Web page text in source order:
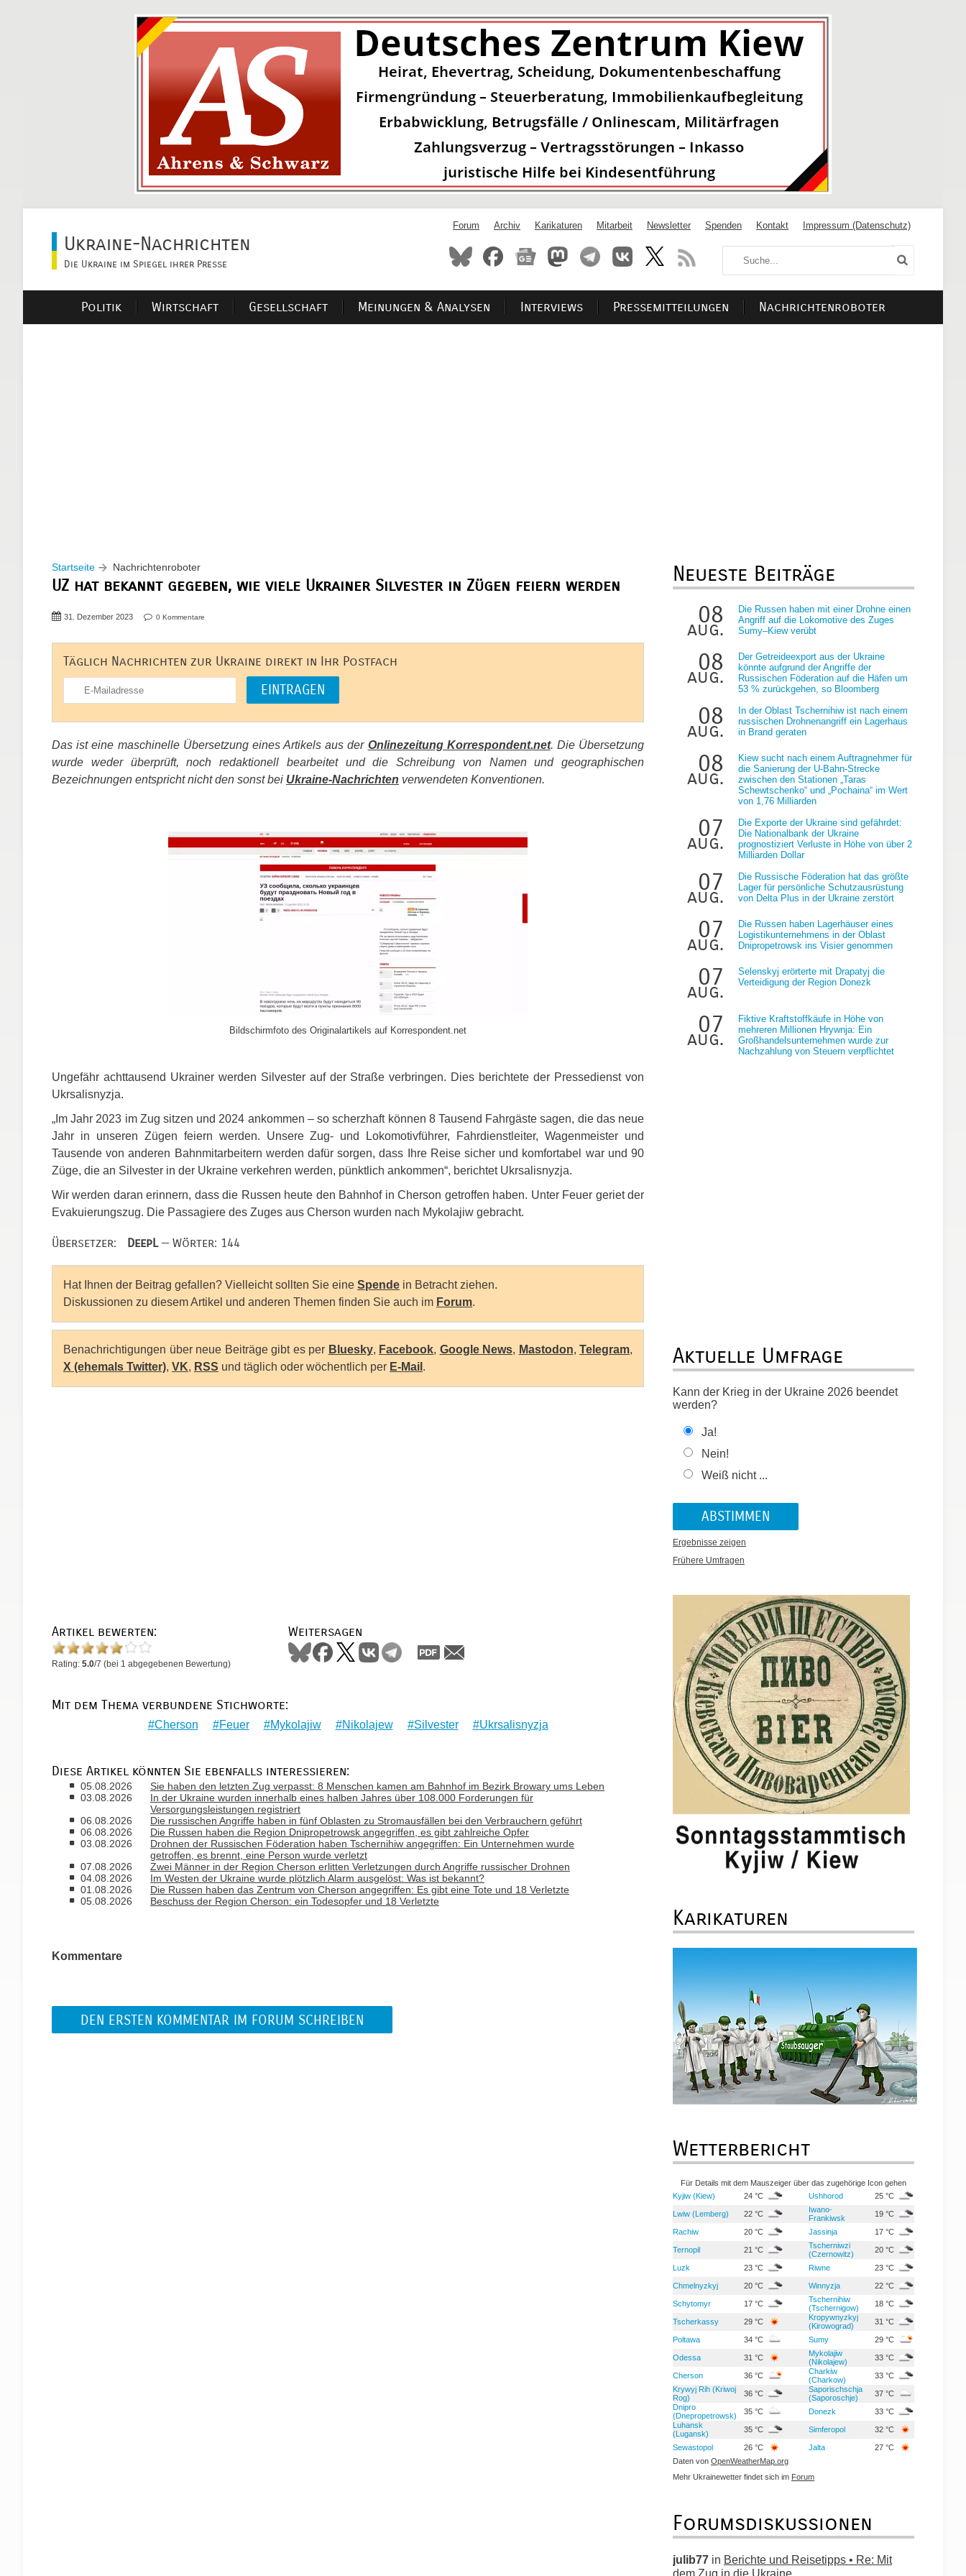
Ukraine-Nachrichten
Die Ukraine im Spiegel ihrer Presse
Forum Archiv Karikaturen Mitarbeit Newsletter Spenden Kontakt Impressum (Datenschutz)
Politik Wirtschaft Gesellschaft Meinungen & Analysen Interviews Pressemitteilungen Nachrichtenroboter
Startseite Nachrichtenroboter
UZ hat bekannt gegeben, wie viele Ukrainer Silvester in Zügen feiern werden
31. Dezember 2023 0 Kommentare
Täglich Nachrichten zur Ukraine direkt in Ihr Postfach
Das ist eine maschinelle Übersetzung eines Artikels aus der Onlinezeitung Korrespondent.net. Die Übersetzung
wurde weder überprüft, noch redaktionell bearbeitet und die Schreibung von Namen und geographischen
Bezeichnungen entspricht nicht den sonst bei Ukraine-Nachrichten verwendeten Konventionen.
Bildschirmfoto des Originalartikels auf Korrespondent.net
Ungefähr achttausend Ukrainer werden Silvester auf der Straße verbringen. Dies berichtete der Pressedienst von
Ukrsalisnyzja.
„Im Jahr 2023 im Zug sitzen und 2024 ankommen – so scherzhaft können 8 Tausend Fahrgäste sagen, die das neue
Jahr in unseren Zügen feiern werden. Unsere Zug- und Lokomotivführer, Fahrdienstleiter, Wagenmeister und
Tausende von anderen Bahnmitarbeitern werden dafür sorgen, dass Ihre Reise sicher und komfortabel war und 90
Züge, die an Silvester in der Ukraine verkehren werden, pünktlich ankommen“, berichtet Ukrsalisnyzja.
Wir werden daran erinnern, dass die Russen heute den Bahnhof in Cherson getroffen haben. Unter Feuer geriet der
Evakuierungszug. Die Passagiere des Zuges aus Cherson wurden nach Mykolajiw gebracht.
Übersetzer: DeepL— Wörter: 144
Hat Ihnen der Beitrag gefallen? Vielleicht sollten Sie eine Spende in Betracht ziehen.
Diskussionen zu diesem Artikel und anderen Themen finden Sie auch im Forum.
Benachrichtigungen über neue Beiträge gibt es per Bluesky, Facebook, Google News, Mastodon, Telegram,
X (ehemals Twitter), VK, RSS und täglich oder wöchentlich per E-Mail .
Artikel bewerten:
Rating: 5.0/7 (bei 1 abgegebenen Bewertung)
Weitersagen
Mit dem Thema verbundene Stichworte:
Cherson Feuer Mykolajiw Nikolajew Silvester Ukrsalisnyzja
Diese Artikel könnten Sie ebenfalls interessieren:
05.08.2026
Sie haben den letzten Zug verpasst: 8 Menschen kamen am Bahnhof im Bezirk Browary ums Leben
03.08.2026
In der Ukraine wurden innerhalb eines halben Jahres über 108.000 Forderungen für
Versorgungsleistungen registriert
06.08.2026
Die russischen Angriffe haben in fünf Oblasten zu Stromausfällen bei den Verbrauchern geführt
06.08.2026
Die Russen haben die Region Dnipropetrowsk angegriffen, es gibt zahlreiche Opfer
03.08.2026
Drohnen der Russischen Föderation haben Tschernihiw angegriffen: Ein Unternehmen wurde
getroffen, es brennt, eine Person wurde verletzt
07.08.2026
Zwei Männer in der Region Cherson erlitten Verletzungen durch Angriffe russischer Drohnen
04.08.2026
Im Westen der Ukraine wurde plötzlich Alarm ausgelöst: Was ist bekannt?
01.08.2026
Die Russen haben das Zentrum von Cherson angegriffen: Es gibt eine Tote und 18 Verletzte
05.08.2026
Beschuss der Region Cherson: ein Todesopfer und 18 Verletzte
Kommentare
DEN ERSTEN KOMMENTAR IM FORUM SCHREIBEN
Neueste Beiträge
08
aug.
Die Russen haben mit einer Drohne einen
Angriff auf die Lokomotive des Zuges
Sumy–Kiew verübt
08
aug.
Der Getreideexport aus der Ukraine
könnte aufgrund der Angriffe der
Russischen Föderation auf die Häfen um
53 % zurückgehen, so Bloomberg
08
aug.
In der Oblast Tschernihiw ist nach einem
russischen Drohnenangriff ein Lagerhaus
in Brand geraten
08
aug.
Kiew sucht nach einem Auftragnehmer für
die Sanierung der U-Bahn-Strecke
zwischen den Stationen „Taras
Schewtschenko“ und „Pochaina“ im Wert
von 1,76 Milliarden
07
aug.
Die Exporte der Ukraine sind gefährdet:
Die Nationalbank der Ukraine
prognostiziert Verluste in Höhe von über 2
Milliarden Dollar
07
aug.
Die Russische Föderation hat das größte
Lager für persönliche Schutzausrüstung
von Delta Plus in der Ukraine zerstört
07
aug.
Die Russen haben Lagerhäuser eines
Logistikunternehmens in der Oblast
Dnipropetrowsk ins Visier genommen
07
aug.
Selenskyj erörterte mit Drapatyj die
Verteidigung der Region Donezk
07
aug.
Fiktive Kraftstoffkäufe in Höhe von
mehreren Millionen Hrywnja: Ein
Großhandelsunternehmen wurde zur
Nachzahlung von Steuern verpflichtet
Aktuelle Umfrage
Kann der Krieg in der Ukraine 2026 beendet
werden?
Ja!
Nein!
Weiß nicht ...
Ergebnisse zeigen
Frühere Umfragen
Karikaturen
Wetterbericht
Für Details mit dem Mauszeiger über das zugehörige Icon gehen
Kyjiw (Kiew)
24 °C Ushhorod 25 °C
Lwiw (Lemberg) 22 °C
Iwano-
Frankiwsk
19 °C
Rachiw 20 °C Jassinja 17 °C
Ternopil 21 °C
Tscherniwzi
(Czernowitz)
20 °C
Luzk 23 °C Riwne 23 °C
Chmelnyzkyj 20 °C Winnyzja 22 °C
Schytomyr 17 °C
Tschernihiw
(Tschernigow)
18 °C
Tscherkassy 29 °C
Kropywnyzkyj
(Kirowograd)
31 °C
Poltawa 34 °C Sumy 29 °C
Odessa 31 °C
Mykolajiw
(Nikolajew)
33 °C
Cherson 36 °C
Charkiw
(Charkow)
33 °C
Krywyj Rih (Kriwoj
Rog)
36 °C
Saporischschja
(Saporoschje)
37 °C
Dnipro
(Dnepropetrowsk)
35 °C Donezk
33 °C
Luhansk
(Lugansk)
35 °C Simferopol 32 °C
Sewastopol 26 °C Jalta
27 °C
Daten von OpenWeatherMap.org
Mehr Ukrainewetter findet sich im Forum
Forumsdiskussionen
julib77 in Berichte und Reisetipps • Re: Mit
dem Zug in die Ukraine